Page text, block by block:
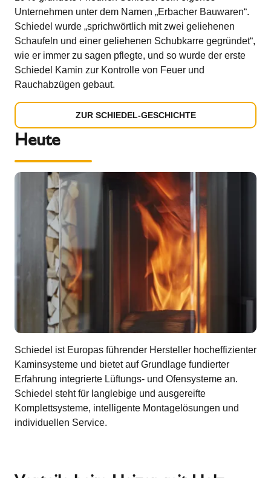
Unternehmen unter dem Namen „Erbacher Bauwaren“.
Schiedel wurde „sprichwörtlich mit zwei geliehenen
Schaufeln und einer geliehenen Schubkarre gegründet“,
wie er immer zu sagen pflegte, und so wurde der erste
Schiedel Kamin zur Kontrolle von Feuer und
Rauchabzügen gebaut.
ZUR SCHIEDEL-GESCHICHTE
Heute
Schiedel ist Europas führender Hersteller hocheffizienter
Kaminsysteme und bietet auf Grundlage fundierter
Erfahrung integrierte Lüftungs- und Ofensysteme an.
Schiedel steht für langlebige und ausgereifte
Komplettsysteme, intelligente Montagelösungen und
individuellen Service.